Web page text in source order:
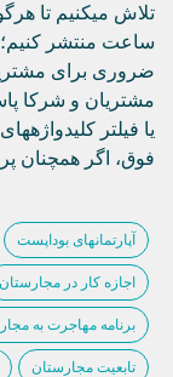
تلاش میکنیم تا
ضروری برای
مشتریان و شرکا
یا فیلتر
فوق، اگر همچنان
آپارتمانهای بوداپست
اجازه کار در مجارستان
برنامه مهاجرت به
تابعیت مجارستان